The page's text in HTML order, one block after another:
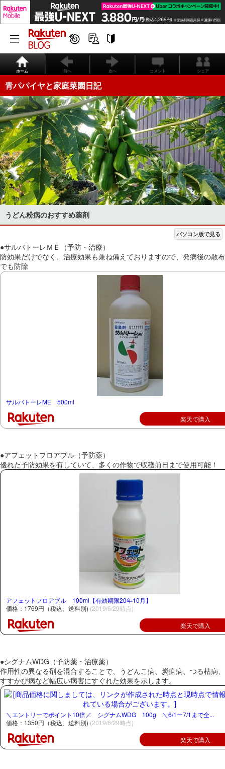
ホーム 前へ 次へ コメント シェア
青パパイヤと家庭菜園日記
うどん粉病のおすすめ薬剤
パソコン版で見る
●サルバトーレＭＥ（予防・治療）
防効果だけでなく、治療効果も兼ね備えておりますので、発病後の散布
でも防除
サルバトーレME 500ml
楽天で購入
●アフェットフロアブル（予防薬）
優れた予防効果を有していて、多くの作物で収穫前日まで使用可能！
アフェットフロアブル 100ml【有効期限20年10月】
価格：1769円（税込、送料別) (2019/6/29時点)
楽天で購入
●シグナムWDG（予防薬・治療薬）
作用性の異なる剤を混合することで、うどんこ病、炭疽病、つる枯病、
すすかび病など幅広い病害にすぐれた効果を示します。
＼エントリーでポイント10倍／ シグナムWDG 100g ＼6/1ー7/1まで全...
価格：1350円（税込、送料別) (2019/6/29時点)
楽天で購入